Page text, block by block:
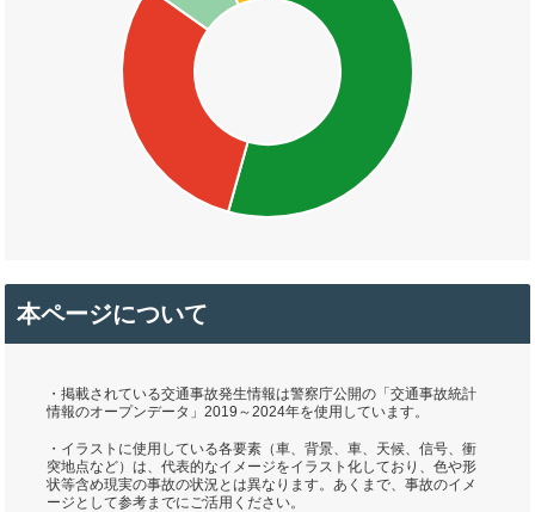
本ページについて
・掲載されている交通事故発生情報は警察庁公開の「交通事故統計
情報のオープンデータ」2019～2024年を使用しています。
・イラストに使用している各要素（車、背景、車、天候、信号、衝
突地点など）は、代表的なイメージをイラスト化しており、色や形
状等含め現実の事故の状況とは異なります。あくまで、事故のイメ
ージとして参考までにご活用ください。